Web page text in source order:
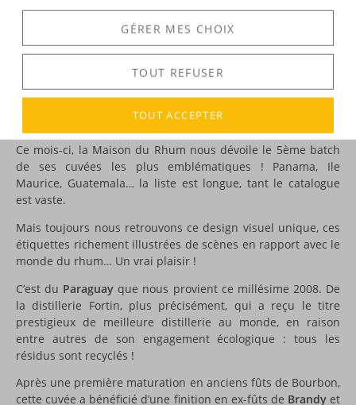
Voir tous les produits :Fortin,La Maison du Rhum
Ce mois-ci, la Maison du Rhum nous dévoile le 5ème batch
de ses cuvées les plus emblématiques ! Panama, Ile
Maurice, Guatemala… la liste est longue, tant le catalogue
est vaste.
Mais toujours nous retrouvons ce design visuel unique, ces
étiquettes richement illustrées de scènes en rapport avec le
monde du rhum… Un vrai plaisir !
C’est du Paraguay que nous provient ce millésime 2008. De
la distillerie Fortin, plus précisément, qui a reçu le titre
prestigieux de meilleure distillerie au monde, en raison
entre autres de son engagement écologique : tous les
résidus sont recyclés !
Après une première maturation en anciens fûts de Bourbon,
cette cuvée a bénéficié d’une finition en ex-fûts de Brandyet
GÉRER MES CHOIX
TOUT REFUSER
TOUT ACCEPTER